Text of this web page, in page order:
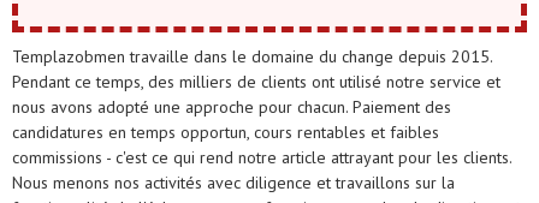
Templazobmen travaille dans le domaine du change depuis 2015.
Pendant ce temps, des milliers de clients ont utilisé notre service et
nous avons adopté une approche pour chacun. Paiement des
candidatures en temps opportun, cours rentables et faibles
commissions - c'est ce qui rend notre article attrayant pour les clients.
Nous menons nos activités avec diligence et travaillons sur la